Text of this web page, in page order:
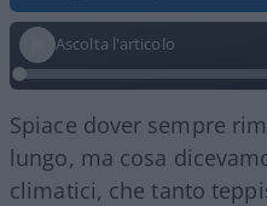
Ascolta l'articolo
Spiace dover sempre
lungo, ma cosa
climatici, che tanto